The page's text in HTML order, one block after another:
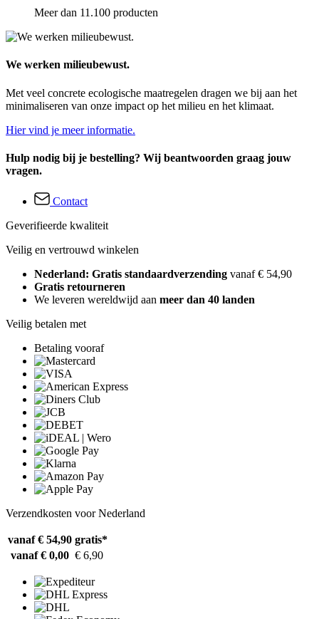
Meer dan 11.100 producten
We werken milieubewust.
Met veel concrete ecologische maatregelen dragen we bij aan het
minimaliseren van onze impact op het milieu en het klimaat.
Hier vind je meer informatie.
Hulp nodig bij je bestelling? Wij beantwoorden graag jouw
vragen.
Contact
Geverifieerde kwaliteit
Veilig en vertrouwd winkelen
Nederland: Gratis standaardverzending vanaf € 54,90
Gratis retourneren
We leveren wereldwijd aan meer dan 40 landen
Veilig betalen met
Betaling vooraf
Verzendkosten voor Nederland
vanaf € 54,90 gratis*
vanaf € 0,00 € 6,90